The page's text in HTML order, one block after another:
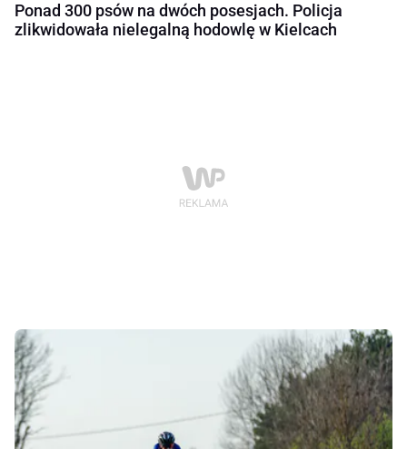
Ponad 300 psów na dwóch posesjach. Policja
zlikwidowała nielegalną hodowlę w Kielcach